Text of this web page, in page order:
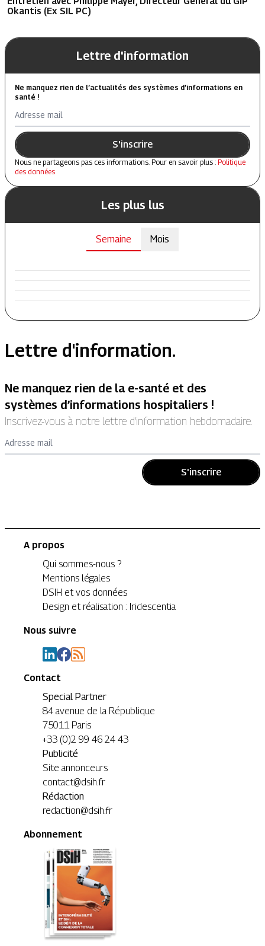
Okantis (Ex SIL PC)
Lettre d'information
Ne manquez rien de l’actualités des systèmes d’informations en
santé !
Adresse mail
S'inscrire
Nous ne partageons pas ces informations. Pour en savoir plus : Politique
des données
Les plus lus
Semaine Mois
Lettre d'information.
Ne manquez rien de la e-santé et des
systèmes d’informations hospitaliers !
Inscrivez-vous à notre lettre d’information hebdomadaire.
Adresse mail
S'inscrire
A propos
Qui sommes-nous ?
Mentions légales
DSIH et vos données
Design et réalisation : Iridescentia
Nous suivre
Contact
Special Partner
84 avenue de la République
75011 Paris
+33 (0)2 99 46 24 43
Publicité
Site annonceurs
contact@dsih.fr
Rédaction
redaction@dsih.fr
Abonnement